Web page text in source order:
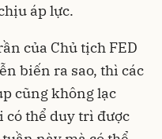
áp lực.
của Chủ tịch FED
biến ra sao, thì các
cũng không lạc
có thể duy trì được